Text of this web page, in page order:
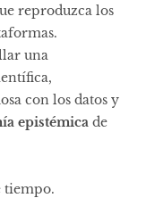
reproduzca los
una
con los datos y
epistémica de
tiempo.